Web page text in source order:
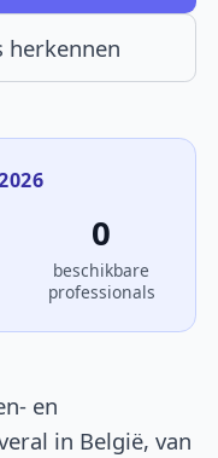
herkennen
0
beschikbare
professionals
en
in België, van